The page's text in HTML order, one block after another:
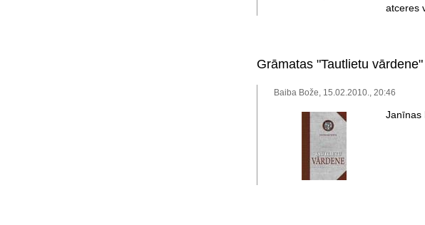
atceres
Grāmatas "Tautlietu
Baiba Bože, 15.02.2010., 20:46
Janīnas